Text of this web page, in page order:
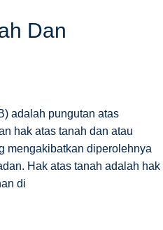
Dan
adalah pungutan atas
hak atas tanah dan atau
mengakibatkan diperolehnya
Hak atas tanah adalah hak
di